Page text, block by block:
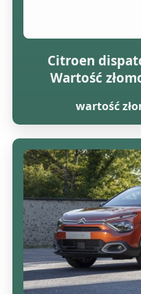
Citroen
Wartość
wartość